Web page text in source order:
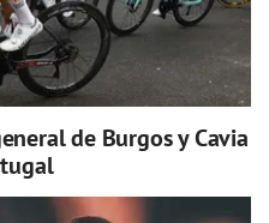
de Burgos y Cavia